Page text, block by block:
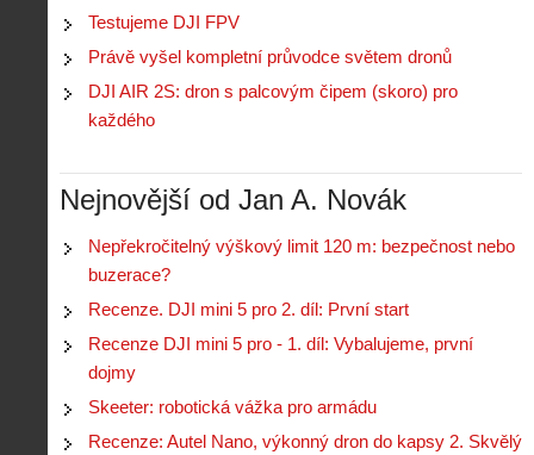
Testujeme DJI FPV
Právě vyšel kompletní průvodce světem dronů
DJI AIR 2S: dron s palcovým čipem (skoro) pro
každého
Nejnovější od Jan A. Novák
Nepřekročitelný výškový limit 120 m: bezpečnost nebo
buzerace?
Recenze. DJI mini 5 pro 2. díl: První start
Recenze DJI mini 5 pro - 1. díl: Vybalujeme, první
dojmy
Skeeter: robotická vážka pro armádu
Recenze: Autel Nano, výkonný dron do kapsy 2. Skvělý